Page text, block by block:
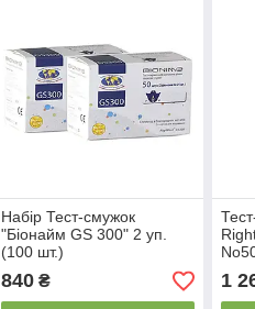
Набір Тест-смужок
"Біонайм GS 300" 2 уп.
(100 шт.)
840₴ 1